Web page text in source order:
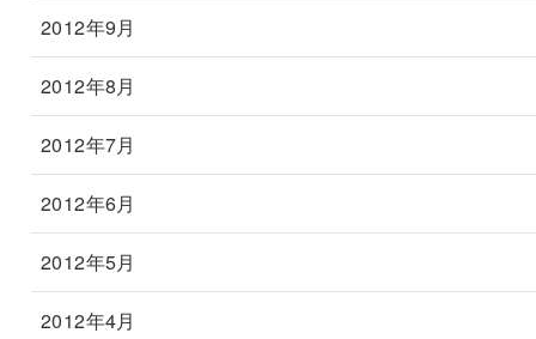
2012年9月
2012年8月
2012年7月
2012年6月
2012年5月
2012年4月